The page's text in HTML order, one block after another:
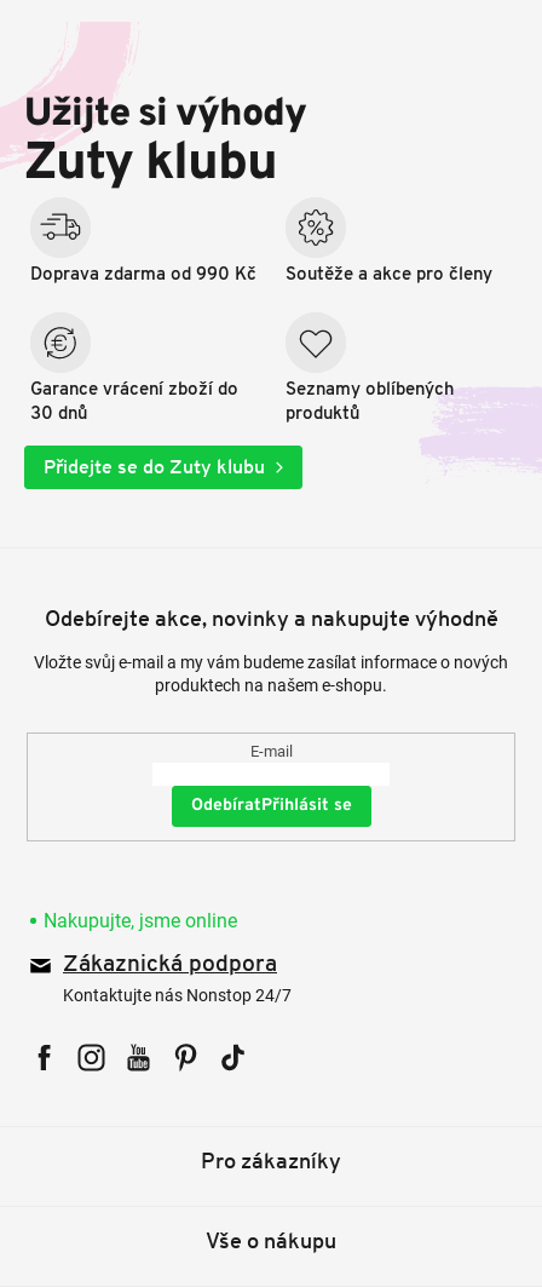
a
í
Užijte si výhody
Zuty klubu
Doprava zdarma od 990 Kč
Garance vrácení zboží do
30 dnů
Soutěže a akce pro členy
Seznamy oblíbených
produktů
Přidejte se do Zuty klubu
Odebírejte akce, novinky a nakupujte výhodně
Vložte svůj e-mail a my vám budeme zasílat informace o nových
produktech na našem e-shopu.
E-mail
Přihlásit se
Nakupujte, jsme online
Zákaznická podpora
Kontaktujte nás Nonstop 24/7
Pro zákazníky
Vše o nákupu